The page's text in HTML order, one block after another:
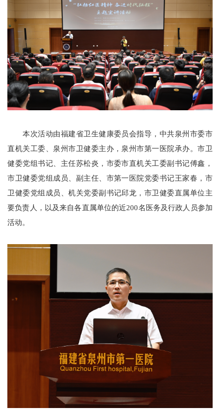
本次活动由福建省卫生健康委员会指导，中共泉州市委市
直机关工委、泉州市卫健委主办，泉州市第一医院承办。市卫
健委党组书记、主任苏松炎，市委市直机关工委副书记傅鑫，
市卫健委党组成员、副主任、市第一医院党委书记王家春，市
卫健委党组成员、机关党委副书记邱龙，市卫健委直属单位主
要负责人，以及来自各直属单位的近200名医务及行政人员参加
活动。